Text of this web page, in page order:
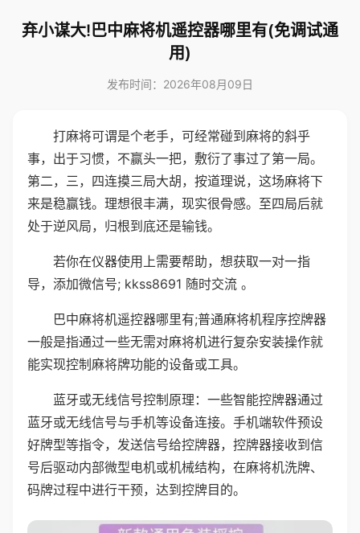
弃小谋大!巴中麻将机遥控器哪里有(免调试通
用)
发布时间：2026年08月09日
打麻将可谓是个老手，可经常碰到麻将的斜乎
事，出于习惯，不赢头一把，敷衍了事过了第一局。
第二，三，四连摸三局大胡，按道理说，这场麻将下
来是稳赢钱。理想很丰满，现实很骨感。至四局后就
处于逆风局，归根到底还是输钱。
若你在仪器使用上需要帮助，想获取一对一指
导，添加微信号; kkss8691 随时交流 。
巴中麻将机遥控器哪里有;普通麻将机程序控牌器
一般是指通过一些无需对麻将机进行复杂安装操作就
能实现控制麻将牌功能的设备或工具。
蓝牙或无线信号控制原理：一些智能控牌器通过
蓝牙或无线信号与手机等设备连接。手机端软件预设
好牌型等指令，发送信号给控牌器，控牌器接收到信
号后驱动内部微型电机或机械结构，在麻将机洗牌、
码牌过程中进行干预，达到控牌目的。